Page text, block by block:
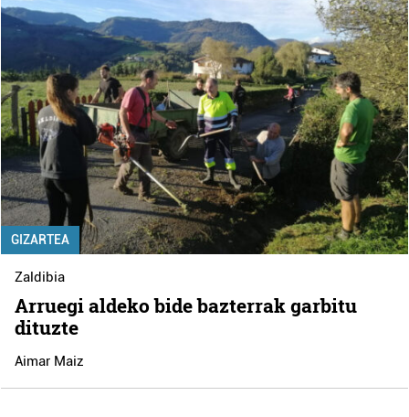
GIZARTEA
Zaldibia
Arruegi aldeko bide bazterrak garbitu
dituzte
Aimar Maiz